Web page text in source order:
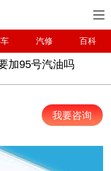
汽修 百科
加95号汽油吗
我要咨询